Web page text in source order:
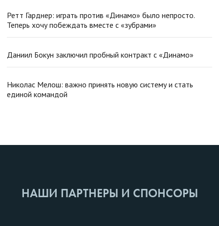
Ретт Гарднер: играть против «Динамо» было непросто.
Теперь хочу побеждать вместе с «зубрами»
Даниил Бокун заключил пробный контракт с «Динамо»
Николас Мелош: важно принять новую систему и стать
единой командой
НАШИ ПАРТНЕРЫ И СПОНСОРЫ